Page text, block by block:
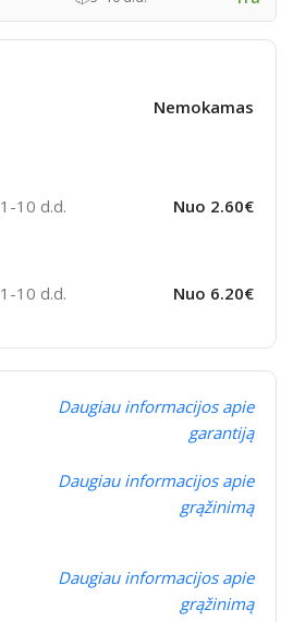
Nemokamas
1-10 d.d. Nuo 2.60€
1-10 d.d. Nuo 6.20€
Daugiau informacijos apie
garantiją
Daugiau informacijos apie
grąžinimą
Daugiau informacijos apie
grąžinimą